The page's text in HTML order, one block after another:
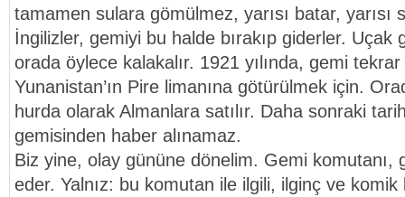
tamamen sulara gömülmez, yarısı batar, yarısı
İngilizler, gemiyi bu halde bırakıp giderler. Uçak
orada öylece kalakalır. 1921 yılında, gemi
Yunanistan’ın Pire limanına götürülmek için.
hurda olarak Almanlara satılır. Daha sonraki
gemisinden haber alınamaz.
Biz yine, olay gününe dönelim. Gemi komutanı,
eder. Yalnız: bu komutan ile ilgili, ilginç ve